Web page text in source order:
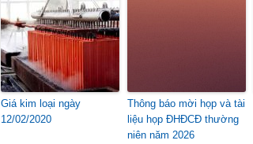
Giá kim loại ngày
12/02/2020
Thông báo mời họp và tài
liệu họp ĐHĐCĐ thường
niên năm 2026